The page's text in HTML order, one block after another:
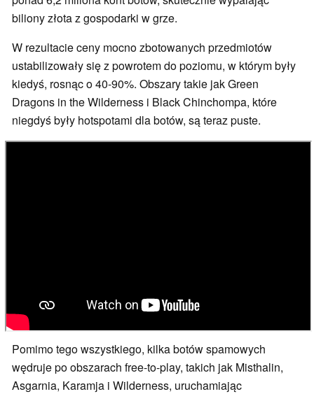
biliony złota z gospodarki w grze.
W rezultacie ceny mocno zbotowanych przedmiotów
ustabilizowały się z powrotem do poziomu, w którym były
kiedyś, rosnąc o 40-90%. Obszary takie jak Green
Dragons in the Wilderness i Black Chinchompa, które
niegdyś były hotspotami dla botów, są teraz puste.
Pomimo tego wszystkiego, kilka botów spamowych
wędruje po obszarach free-to-play, takich jak Misthalin,
Asgarnia, Karamja i Wilderness, uruchamiając